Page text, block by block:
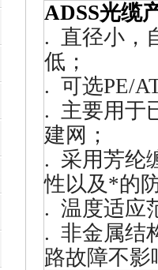
ADSS光缆
. 直径小，
低；
. 可选PE/
. 主要用于
建网；
. 采用芳纶
性以及*的
. 温度适应
. 非金属结
路故障不